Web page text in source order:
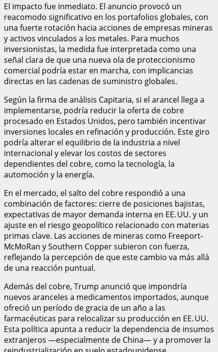
El impacto fue inmediato. El anuncio provocó un
reacomodo significativo en los portafolios globales, con
una fuerte rotación hacia acciones de empresas mineras
y activos vinculados a los metales. Para muchos
inversionistas, la medida fue interpretada como una
señal clara de que una nueva ola de proteccionismo
comercial podría estar en marcha, con implicancias
directas en las cadenas de suministro globales.
Según la firma de análisis Capitaria, si el arancel llega a
implementarse, podría reducir la oferta de cobre
procesado en Estados Unidos, pero también incentivar
inversiones locales en refinación y producción. Este giro
podría alterar el equilibrio de la industria a nivel
internacional y elevar los costos de sectores
dependientes del cobre, como la tecnología, la
automoción y la energía.
En el mercado, el salto del cobre respondió a una
combinación de factores: cierre de posiciones bajistas,
expectativas de mayor demanda interna en EE. UU. y un
ajuste en el riesgo geopolítico relacionado con materias
primas clave. Las acciones de mineras como Freeport-
McMoRan y Southern Copper subieron con fuerza,
reflejando la percepción de que este cambio va más allá
de una reacción puntual.
Además del cobre, Trump anunció que impondría
nuevos aranceles a medicamentos importados, aunque
ofreció un período de gracia de un año a las
farmacéuticas para relocalizar su producción en EE. UU.
Esta política apunta a reducir la dependencia de insumos
extranjeros —especialmente de China— y a promover la